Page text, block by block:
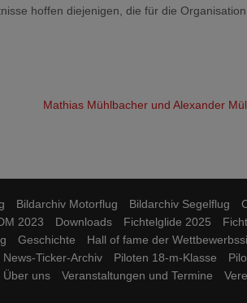
hoffen diejenigen, die für die
Mathias Mühlbacher und Alexander
Bildarchiv Motorflug Bildarchiv Segelflug
2023 Downloads Fichtelglide 2025
Geschichte Hall of fame der
News-Ticker-Archiv Piloten 18-m-Klasse
Über uns Veranstaltungen und Termine